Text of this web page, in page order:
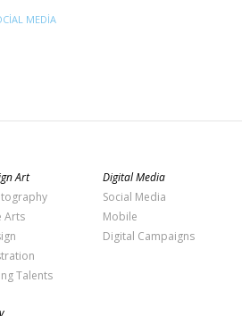
MEDIA
Art
Arts
Talents
Digital Media
Social Media
Mobile
Digital Campaigns